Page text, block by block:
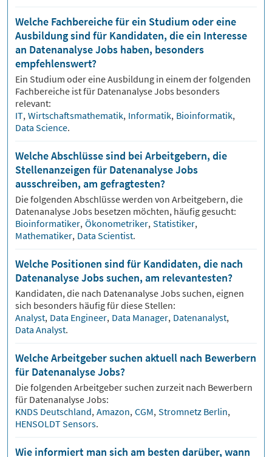
Welche Fachbereiche für ein Studium oder eine
Ausbildung sind für Kandidaten, die ein Interesse
an Datenanalyse Jobs haben, besonders
empfehlenswert?
Ein Studium oder eine Ausbildung in einem der folgenden
Fachbereiche ist für DatenanalyseJobs besonders
relevant:
IT, Wirtschaftsmathematik, Informatik, Bioinformatik,
Data Science.
Welche Abschlüsse sind bei Arbeitgebern, die
Stellenanzeigen für Datenanalyse Jobs
ausschreiben, am gefragtesten?
Die folgenden Abschlüsse werden von Arbeitgebern, die
DatenanalyseJobs besetzen möchten, häufig gesucht:
Bioinformatiker, Ökonometriker, Statistiker,
Mathematiker, Data Scientist.
Welche Positionen sind für Kandidaten, die nach
Datenanalyse Jobs suchen, am relevantesten?
Kandidaten, die nach DatenanalyseJobs suchen, eignen
sich besonders häufig für diese Stellen:
Analyst, Data Engineer, Data Manager, Datenanalyst,
Data Analyst.
Welche Arbeitgeber suchen aktuell nach Bewerbern
für Datenanalyse Jobs?
Die folgenden Arbeitgeber suchen zurzeit nach Bewerbern
für DatenanalyseJobs:
KNDS Deutschland, Amazon, CGM, Stromnetz Berlin,
HENSOLDT Sensors.
Wie informiert man sich am besten darüber, wann